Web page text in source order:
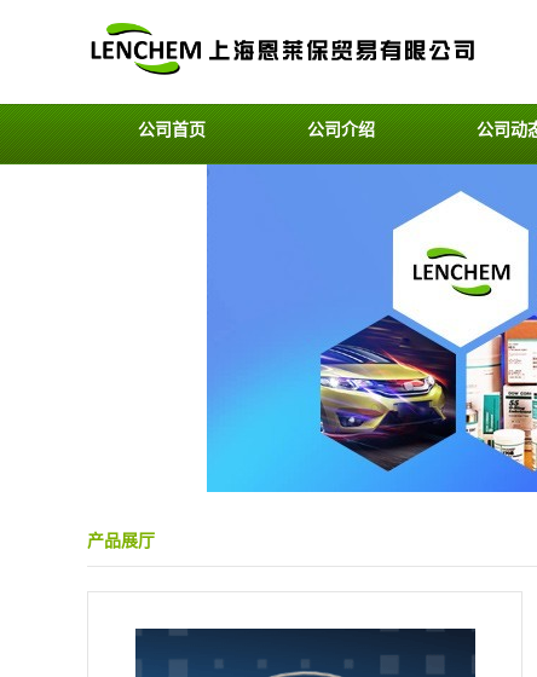
公司首页 公司介绍 公司动
产品展厅